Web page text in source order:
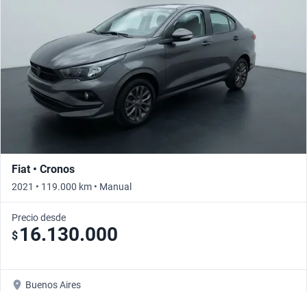
Fiat • Cronos
2021 • 119.000 km • Manual
Precio desde
$ 16.130.000
Buenos Aires